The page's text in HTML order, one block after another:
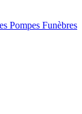
Pompes Funèbres